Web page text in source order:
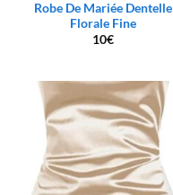
Robe De Mariée Dentelle
Florale Fine
10€